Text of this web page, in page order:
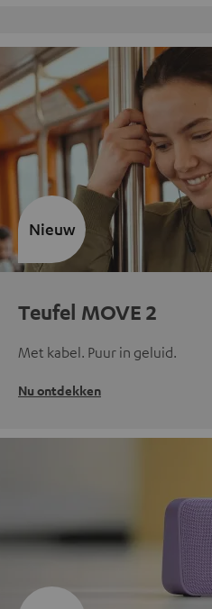
Teufel MOVE 2
Met kabel. Puur in geluid.
Nu ontdekken
Nieuw